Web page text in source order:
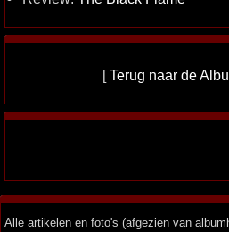
[Terug naar de
Alle artikelen en foto's (afgezien van